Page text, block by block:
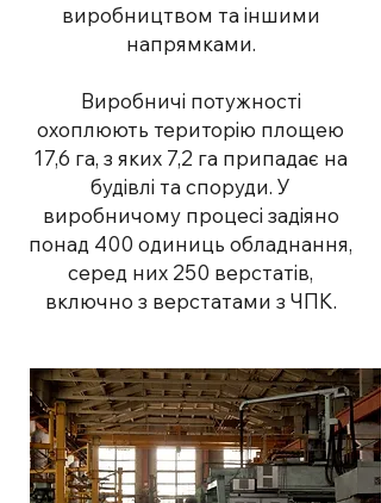
виробництвом та іншими
напрямками.
Виробничі потужності
охоплюють територію площею
17,6 га, з яких 7,2 га припадає на
будівлі та споруди. У
виробничому процесі задіяно
понад 400 одиниць обладнання,
серед них 250 верстатів,
включно з верстатами з ЧПК.